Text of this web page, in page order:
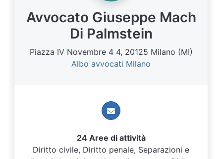
Avvocato Giuseppe Mach
Di Palmstein
Piazza IV Novembre 4 4, 20125 Milano (MI)
Albo avvocati Milano
24 Aree di attività
Diritto civile, Diritto penale, Separazioni e